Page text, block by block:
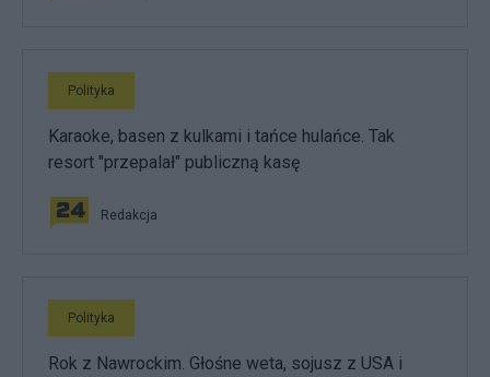
Polityka
Karaoke, basen z kulkami i tańce hulańce. Tak
resort "przepalał" publiczną kasę
Redakcja
Polityka
Rok z Nawrockim. Głośne weta, sojusz z USA i